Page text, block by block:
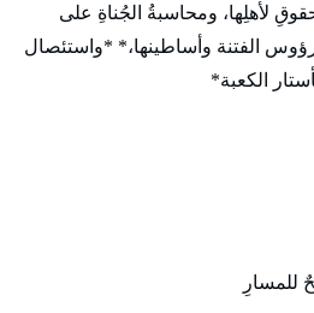
لأهلِها، ومحاسبةُ الجُناةِ على
رؤوس الفتنة وأساطينها،* *واستئصال
الكعبة*
للمسارِ